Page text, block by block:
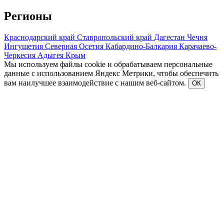
Регионы
Краснодарский край Ставропольский край Дагестан Чечня
Ингушетия Северная Осетия Кабардино-Балкария Карачаево-
Черкесия Адыгея Крым
Мы используем файлы cookie и обрабатываем персональные
данные с использованием Яндекс Метрики, чтобы обеспечить
вам наилучшее взаимодействие с нашим веб-сайтом.
ОК